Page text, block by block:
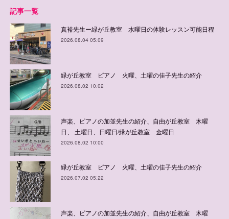
記事一覧
真裕先生ー緑が丘教室 水曜日の体験レッスン可能日程
2026.08.04 05:09
緑が丘教室 ピアノ 火曜、土曜の佳子先生の紹介
2026.08.02 10:02
声楽、ピアノの加並先生の紹介、自由が丘教室 木曜
日、 土曜日、日曜日/緑が丘教室 金曜日
2026.08.02 10:00
緑が丘教室 ピアノ 火曜、土曜の佳子先生の紹介
2026.07.02 05:22
声楽、ピアノの加並先生の紹介、自由が丘教室 木曜